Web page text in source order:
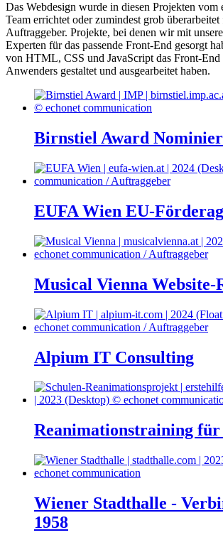
Das Webdesign wurde in diesen Projekten vom
Team errichtet oder zumindest grob überarbeitet
Auftraggeber. Projekte, bei denen wir mit
Experten für das passende Front-End gesorgt
von HTML, CSS und JavaScript das Front-End
Anwenders gestaltet und ausgearbeitet haben.
Birnstiel Award
EUFA Wien EU-
Musical Vienna Website-
Alpium IT Consulting
Reanimationstraining für
Wiener Stadthalle -
1958